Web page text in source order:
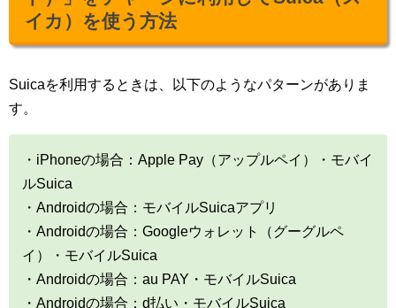
イカ）を使う方法
Suicaを利用するときは、以下のようなパターンがありま
す。
・iPhoneの場合：Apple Pay（アップルペイ）・モバイ
ルSuica
・Androidの場合：モバイルSuicaアプリ
・Androidの場合：Googleウォレット（グーグルペ
イ）・モバイルSuica
・Androidの場合：au PAY・モバイルSuica
・Androidの場合：d払い・モバイルSuica